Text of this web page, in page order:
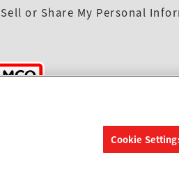
or Share My Personal
る
Cookie